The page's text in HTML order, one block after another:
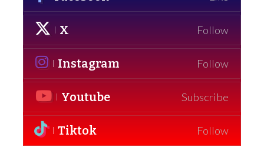
X Follow
Instagram Follow
Youtube Subscribe
Tiktok Follow